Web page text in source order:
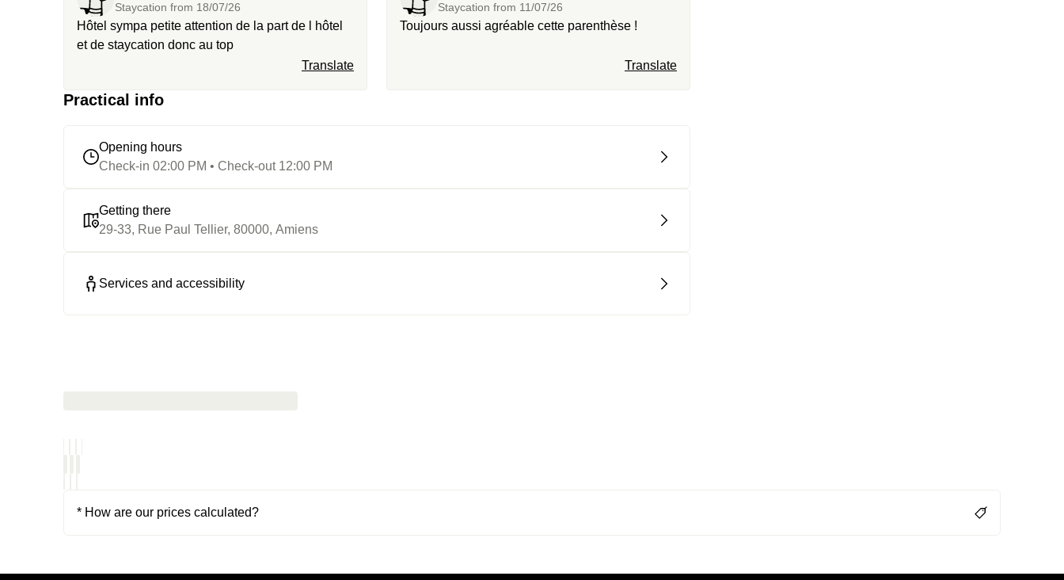
Staycation from 18/07/26
Hôtel sympa petite attention de la part de l hôtel
et de staycation donc au top
Translate
Staycation from 11/07/26
Toujours aussi agréable cette parenthèse !
Translate
Practical info
Opening hours
Check-in 02:00 PM • Check-out 12:00 PM
Getting there
29-33, Rue Paul Tellier, 80000, Amiens
Services and accessibility
* How are our prices calculated?